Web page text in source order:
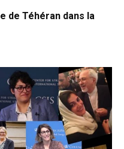
de Téhéran dans la